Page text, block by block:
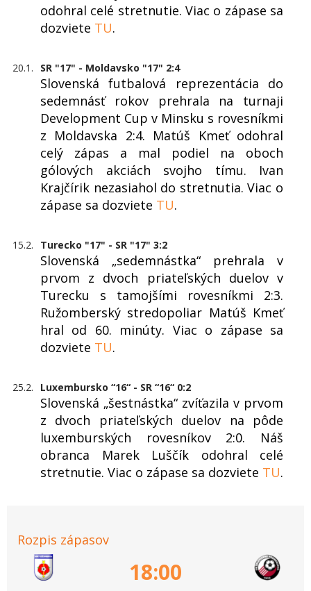
odohral celé stretnutie. Viac o zápase sa
dozviete TU.
20.1. SR "17" - Moldavsko "17" 2:4
Slovenská futbalová reprezentácia do
sedemnásť rokov prehrala na turnaji
Development Cup v Minsku s rovesníkmi
z Moldavska 2:4. Matúš Kmeť odohral
celý zápas a mal podiel na oboch
gólových akciách svojho tímu. Ivan
Krajčírik nezasiahol do stretnutia. Viac o
zápase sa dozviete TU.
15.2. Turecko "17" - SR "17" 3:2
Slovenská „sedemnástka“ prehrala v
prvom z dvoch priateľských duelov v
Turecku s tamojšími rovesníkmi 2:3.
Ružomberský stredopoliar Matúš Kmeť
hral od 60. minúty. Viac o zápase sa
dozviete TU.
25.2. Luxembursko “16“ - SR “16“ 0:2
Slovenská „šestnástka“ zvíťazila v prvom
z dvoch priateľských duelov na pôde
luxemburských rovesníkov 2:0. Náš
obranca Marek Luščík odohral celé
stretnutie. Viac o zápase sa dozviete TU.
Rozpis zápasov
18:00